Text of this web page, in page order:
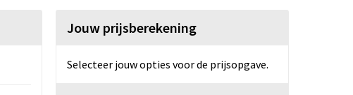
Jouw prijsberekening
Selecteer jouw opties voor de prijsopgave.